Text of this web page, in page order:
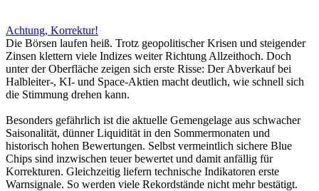
Achtung, Korrektur!
Die Börsen laufen heiß. Trotz geopolitischer Krisen und steigender
Zinsen klettern viele Indizes weiter Richtung Allzeithoch. Doch
unter der Oberfläche zeigen sich erste Risse: Der Abverkauf bei
Halbleiter-, KI- und Space-Aktien macht deutlich, wie schnell sich
die Stimmung drehen kann.
Besonders gefährlich ist die aktuelle Gemengelage aus schwacher
Saisonalität, dünner Liquidität in den Sommermonaten und
historisch hohen Bewertungen. Selbst vermeintlich sichere Blue
Chips sind inzwischen teuer bewertet und damit anfällig für
Korrekturen. Gleichzeitig liefern technische Indikatoren erste
Warnsignale. So werden viele Rekordstände nicht mehr bestätigt.